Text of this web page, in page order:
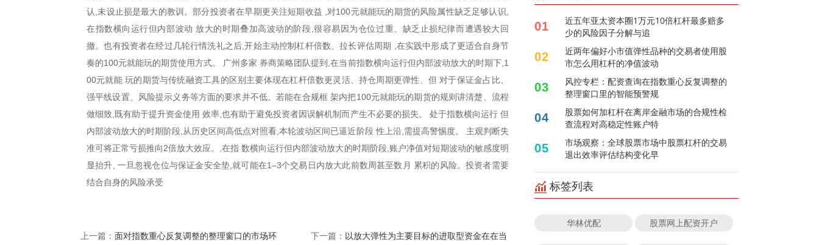
认,未设止损是最大的教训。部分投资者在早期更关注短期收益 ,对100元就能玩的期货的风险属性缺乏足够认识,
在指数横向运行但内部波动 放大的时期叠加高波动的阶段,很容易因为仓位过重、缺乏止损纪律而遭遇较大回
撤。也有投资者在经过几轮行情洗礼之后,开始主动控制杠杆倍数、拉长评估周期 ,在实践中形成了更适合自身节
奏的100元就能玩的期货使用方式。 广州多家 券商策略团队提到,在当前指数横向运行但内部波动放大的时期下,1
00元就能 玩的期货与传统融资工具的区别主要体现在杠杆倍数更灵活、持仓周期更弹性、但 对于保证金占比、
强平线设置、风险提示义务等方面的要求并不低。若能在合规框 架内把100元就能玩的期货的规则讲清楚、流程
做细致,既有助于提升资金使用 效率,也有助于避免投资者因误解机制而产生不必要的损失。 处于指数横向运行 但
内部波动放大的时期阶段,从历史区间高低点对照看,本轮波动区间已逼近阶段 性上沿,需提高警惕度。 主观判断失
准可将正常亏损推向2倍放大效应。,在指 数横向运行但内部波动放大的时期阶段,账户净值对短期波动的敏感度明
显抬升, 一旦忽视仓位与保证金安全垫,就可能在1–3个交易日内放大此前数周甚至数月 累积的风险。投资者需要
结合自身的风险承受
上一篇： 面对指数重心反复调整的整理窗口的市场环
下一篇： 以放大弹性为主要目标的进取型资金在在当
01
近五年亚太资本圈1万元10倍杠杆最多赔多
少的风险因子分解与追
02
近两年偏好小市值弹性品种的交易者使用股
市怎么用杠杆的净值波动
03
风控专栏：配资查询在指数重心反复调整的
整理窗口里的智能预警规
04
股票如何加杠杆在离岸金融市场的合规性检
查流程对高稳定性账户特
05
市场观察：全球股票市场中股票杠杆的交易
退出效率评估结构变化早
标签列表
华林优配 股票网上配资开户